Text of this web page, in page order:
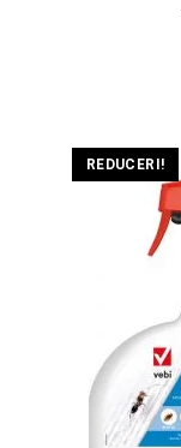
REDUCERI!